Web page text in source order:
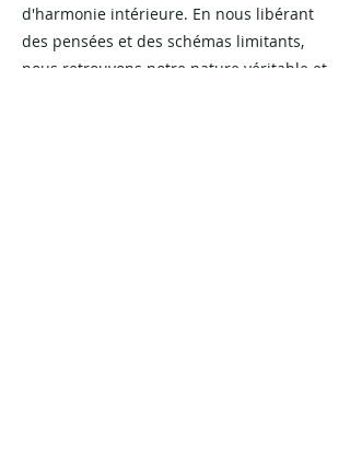
d'harmonie intérieure. En nous libérant
des pensées et des schémas limitants,
nous retrouvons notre nature véritable et